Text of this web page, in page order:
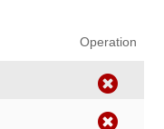
Operation